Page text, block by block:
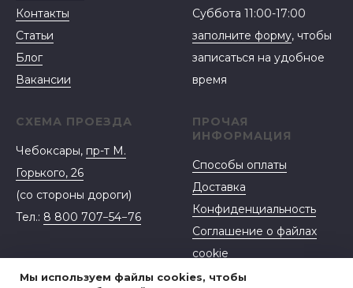
Мы используем файлы cookies, чтобы
Контакты
Статьи
Блог
Вакансии
Суббота 11:00-17:00
заполните форму, чтобы
записаться на удобное
время
СХЕМА ПРОЕЗДА
Чебоксары, пр-т М.
Горького, 26
(со стороны дороги)
Тел.: 8 800 707−54−76
ПРОЧАЯ
ИНФОРМАЦИЯ
Способы оплаты
Доставка
Конфиденциальность
Соглашение о файлах
cookie
Договор-оферта